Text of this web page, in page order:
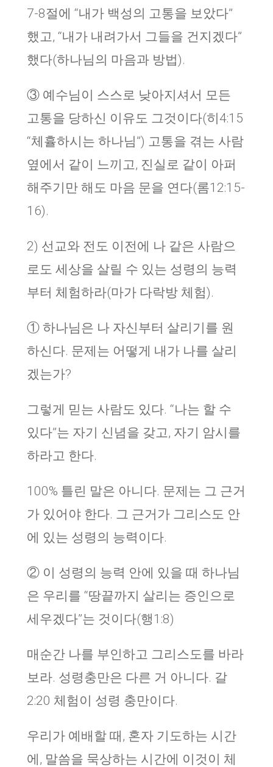
7-8절에 “내가 백성의 고통을 보았다”
했고, “내가 내려가서 그들을 건지겠다”
했다(하나님의 마음과 방법).
③ 예수님이 스스로 낮아지셔서 모든
고통을 당하신 이유도 그것이다(히4:15
“체휼하시는 하나님”) 고통을 겪는 사람
옆에서 같이 느끼고, 진실로 같이 아퍼
해주기만 해도 마음 문을 연다(롬12:15-
16).
2) 선교와 전도 이전에 나 같은 사람으
로도 세상을 살릴 수 있는 성령의 능력
부터 체험하라(마가 다락방 체험).
① 하나님은 나 자신부터 살리기를 원
하신다. 문제는 어떻게 내가 나를 살리
겠는가?
그렇게 믿는 사람도 있다. “나는 할 수
있다”는 자기 신념을 갖고, 자기 암시를
하라고 한다.
100% 틀린 말은 아니다. 문제는 그 근거
가 있어야 한다. 그 근거가 그리스도 안
에 있는 성령의 능력이다.
② 이 성령의 능력 안에 있을 때 하나님
은 우리를 “땅끝까지 살리는 증인으로
세우겠다”는 것이다(행1:8)
매순간 나를 부인하고 그리스도를 바라
보라. 성령충만은 다른 거 아니다. 갈
2:20 체험이 성령 충만이다.
우리가 예배할 때, 혼자 기도하는 시간
에, 말씀을 묵상하는 시간에 이것이 체